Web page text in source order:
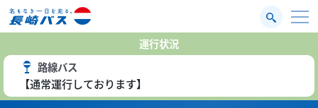
運行状況
路線バス
【通常運行しております】